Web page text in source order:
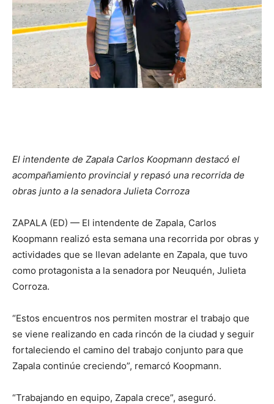
El intendente de Zapala Carlos Koopmann destacó el
acompañamiento provincial y repasó una recorrida de
obras junto a la senadora Julieta Corroza
ZAPALA (ED) — El intendente de Zapala, Carlos
Koopmann realizó esta semana una recorrida por obras y
actividades que se llevan adelante en Zapala, que tuvo
como protagonista a la senadora por Neuquén, Julieta
Corroza.
“Estos encuentros nos permiten mostrar el trabajo que
se viene realizando en cada rincón de la ciudad y seguir
fortaleciendo el camino del trabajo conjunto para que
Zapala continúe creciendo”, remarcó Koopmann.
“Trabajando en equipo, Zapala crece”, aseguró.